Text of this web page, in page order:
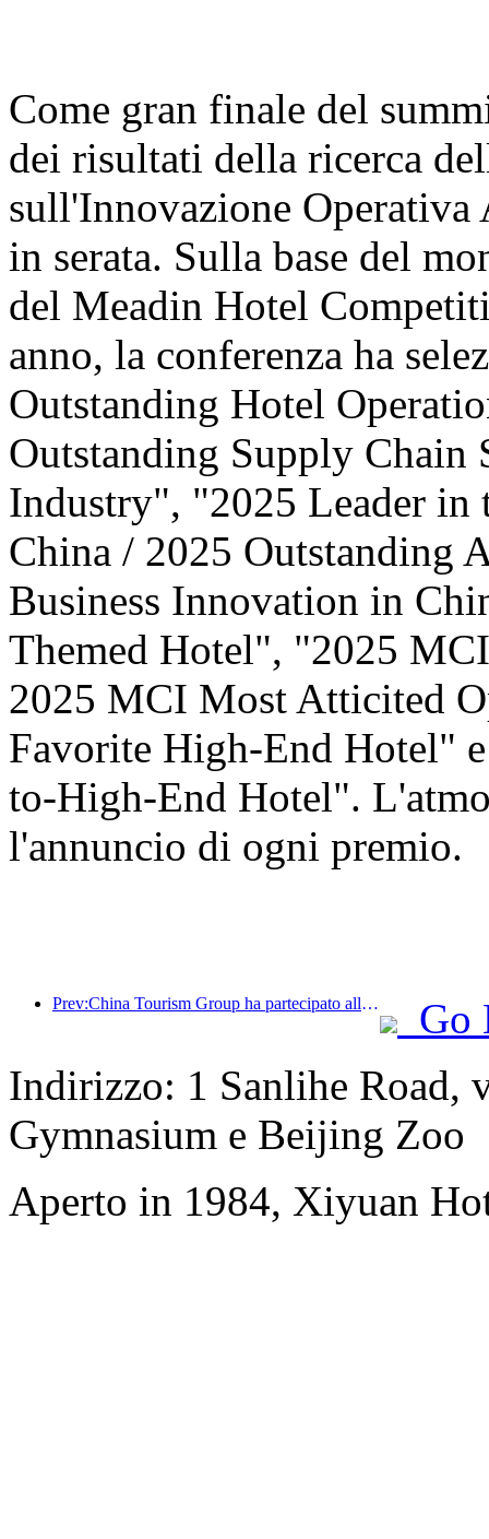
Come gran finale del
dei risultati della ricerca
sull'Innovazione Operativa
in serata. Sulla base del
del Meadin Hotel
anno, la conferenza ha
Outstanding Hotel
Outstanding Supply Chain
Industry", "2025 Leader
China / 2025 Outstanding
Business Innovation in
Themed Hotel", "2025
2025 MCI Most Atticited
Favorite High-End Hotel"
to-High-End Hotel".
l'annuncio di ogni premio.
Prev:China Tourism Group ha partecipato alla China International Import Expo per otto anni consecutivi, firmando contratti per un valore di oltre 1 miliardo di dollari.
Go
Indirizzo: 1 Sanlihe Road,
Gymnasium e Beijing Zoo
Aperto in 1984, Xiyuan